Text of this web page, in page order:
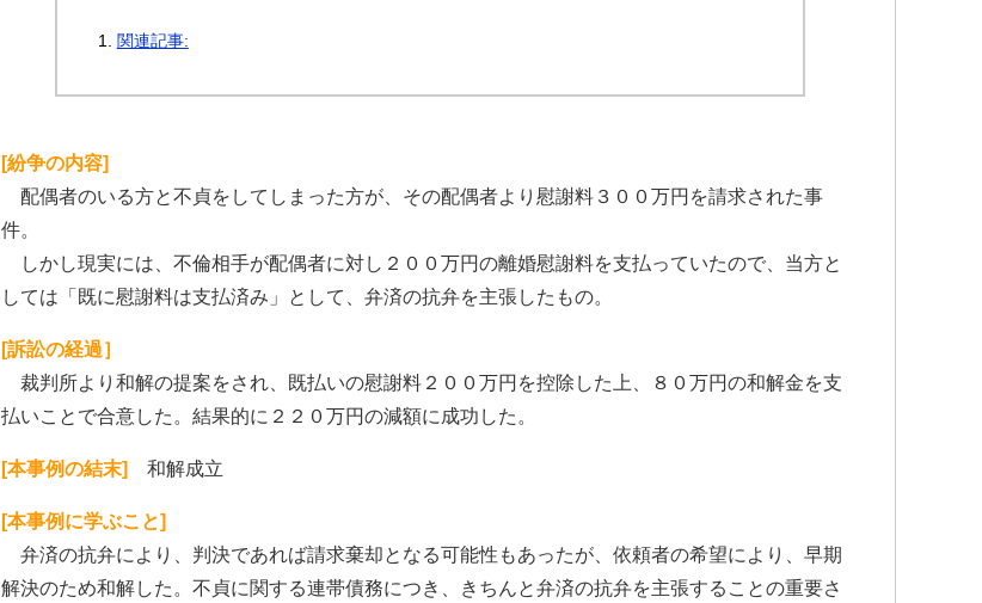
関連記事:
[紛争の内容]
配偶者のいる方と不貞をしてしまった方が、その配偶者より慰謝料３００万円を請求された事
件。
しかし現実には、不倫相手が配偶者に対し２００万円の離婚慰謝料を支払っていたので、当方と
しては「既に慰謝料は支払済み」として、弁済の抗弁を主張したもの。
[訴訟の経過］
裁判所より和解の提案をされ、既払いの慰謝料２００万円を控除した上、８０万円の和解金を支
払いことで合意した。結果的に２２０万円の減額に成功した。
[本事例の結末] 和解成立
[本事例に学ぶこと]
弁済の抗弁により、判決であれば請求棄却となる可能性もあったが、依頼者の希望により、早期
解決のため和解した。不貞に関する連帯債務につき、きちんと弁済の抗弁を主張することの重要さ